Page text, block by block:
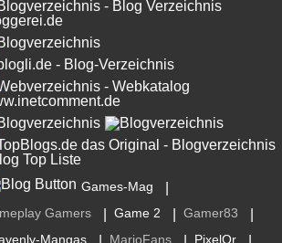
Games-Mag
Gamers Game 2 Gamer83
Mangas MarioFans PixelOr